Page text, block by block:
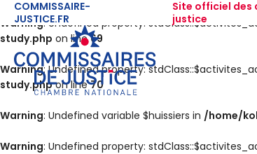
COMMISSAIRE-
JUSTICE.FR
Site officiel des
justice
Warning: Undefined property:
study.php on line69
Warning: Undefined property:
study.phpon line70
Warning: Undefined variable $huissiers in /home/
Warning: Undefined property: